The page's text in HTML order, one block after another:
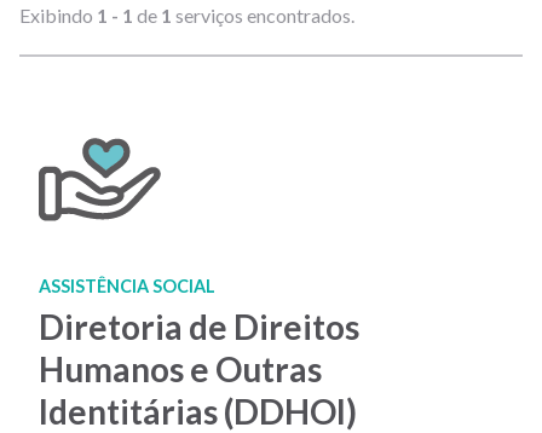
Exibindo 1 - 1 de 1 serviços encontrados.
ASSISTÊNCIA SOCIAL
Diretoria de Direitos
Humanos e Outras
Identitárias (DDHOI)